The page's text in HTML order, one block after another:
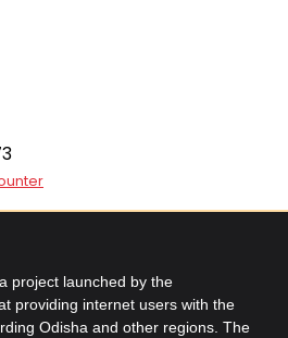
project launched by the
providing internet users with the
Odisha and other regions. The